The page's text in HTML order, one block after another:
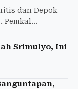
dan Depok
Pemkal
Srimulyo, Ini